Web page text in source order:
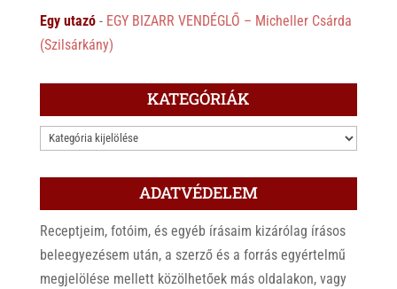
Egy utazó- EGY BIZARR VENDÉGLŐ – Micheller Csárda
(Szilsárkány)
KATEGÓRIÁK
KATEGÓRIÁK
ADATVÉDELEM
Receptjeim, fotóim, és egyéb írásaim kizárólag írásos
beleegyezésem után, a szerző és a forrás egyértelmű
megjelölése mellett közölhetőek más oldalakon, vagy